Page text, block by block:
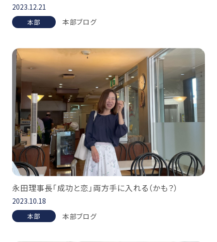
2023.12.21
本部 本部ブログ
永田理事長「成功と恋」両方手に入れる（かも？）
2023.10.18
本部 本部ブログ